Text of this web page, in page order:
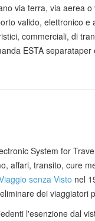
via terra, via aerea
valido, elettronico e
, commerciali, di
ESTA separataper
System for
affari, transito, cure
senza Visto nel
dei viaggiatori
l'esenzione dal